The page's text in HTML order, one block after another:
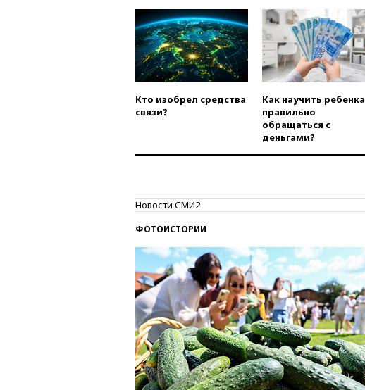
Кто изобрел средства
связи?
Как научить ребенка
правильно
обращаться с
деньгами?
Новости СМИ2
ФОТОИСТОРИИ